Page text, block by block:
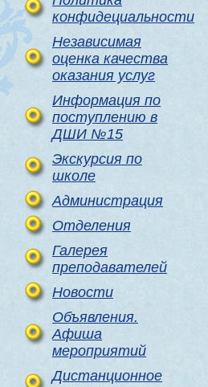
конфидециальности
Независимая
оценка качества
оказания услуг
Информация по
поступлению в
ДШИ №15
Экскурсия по
школе
Администрация
Отделения
Галерея
преподавателей
Новости
Объявления.
Афиша
мероприятий
Дистанционное